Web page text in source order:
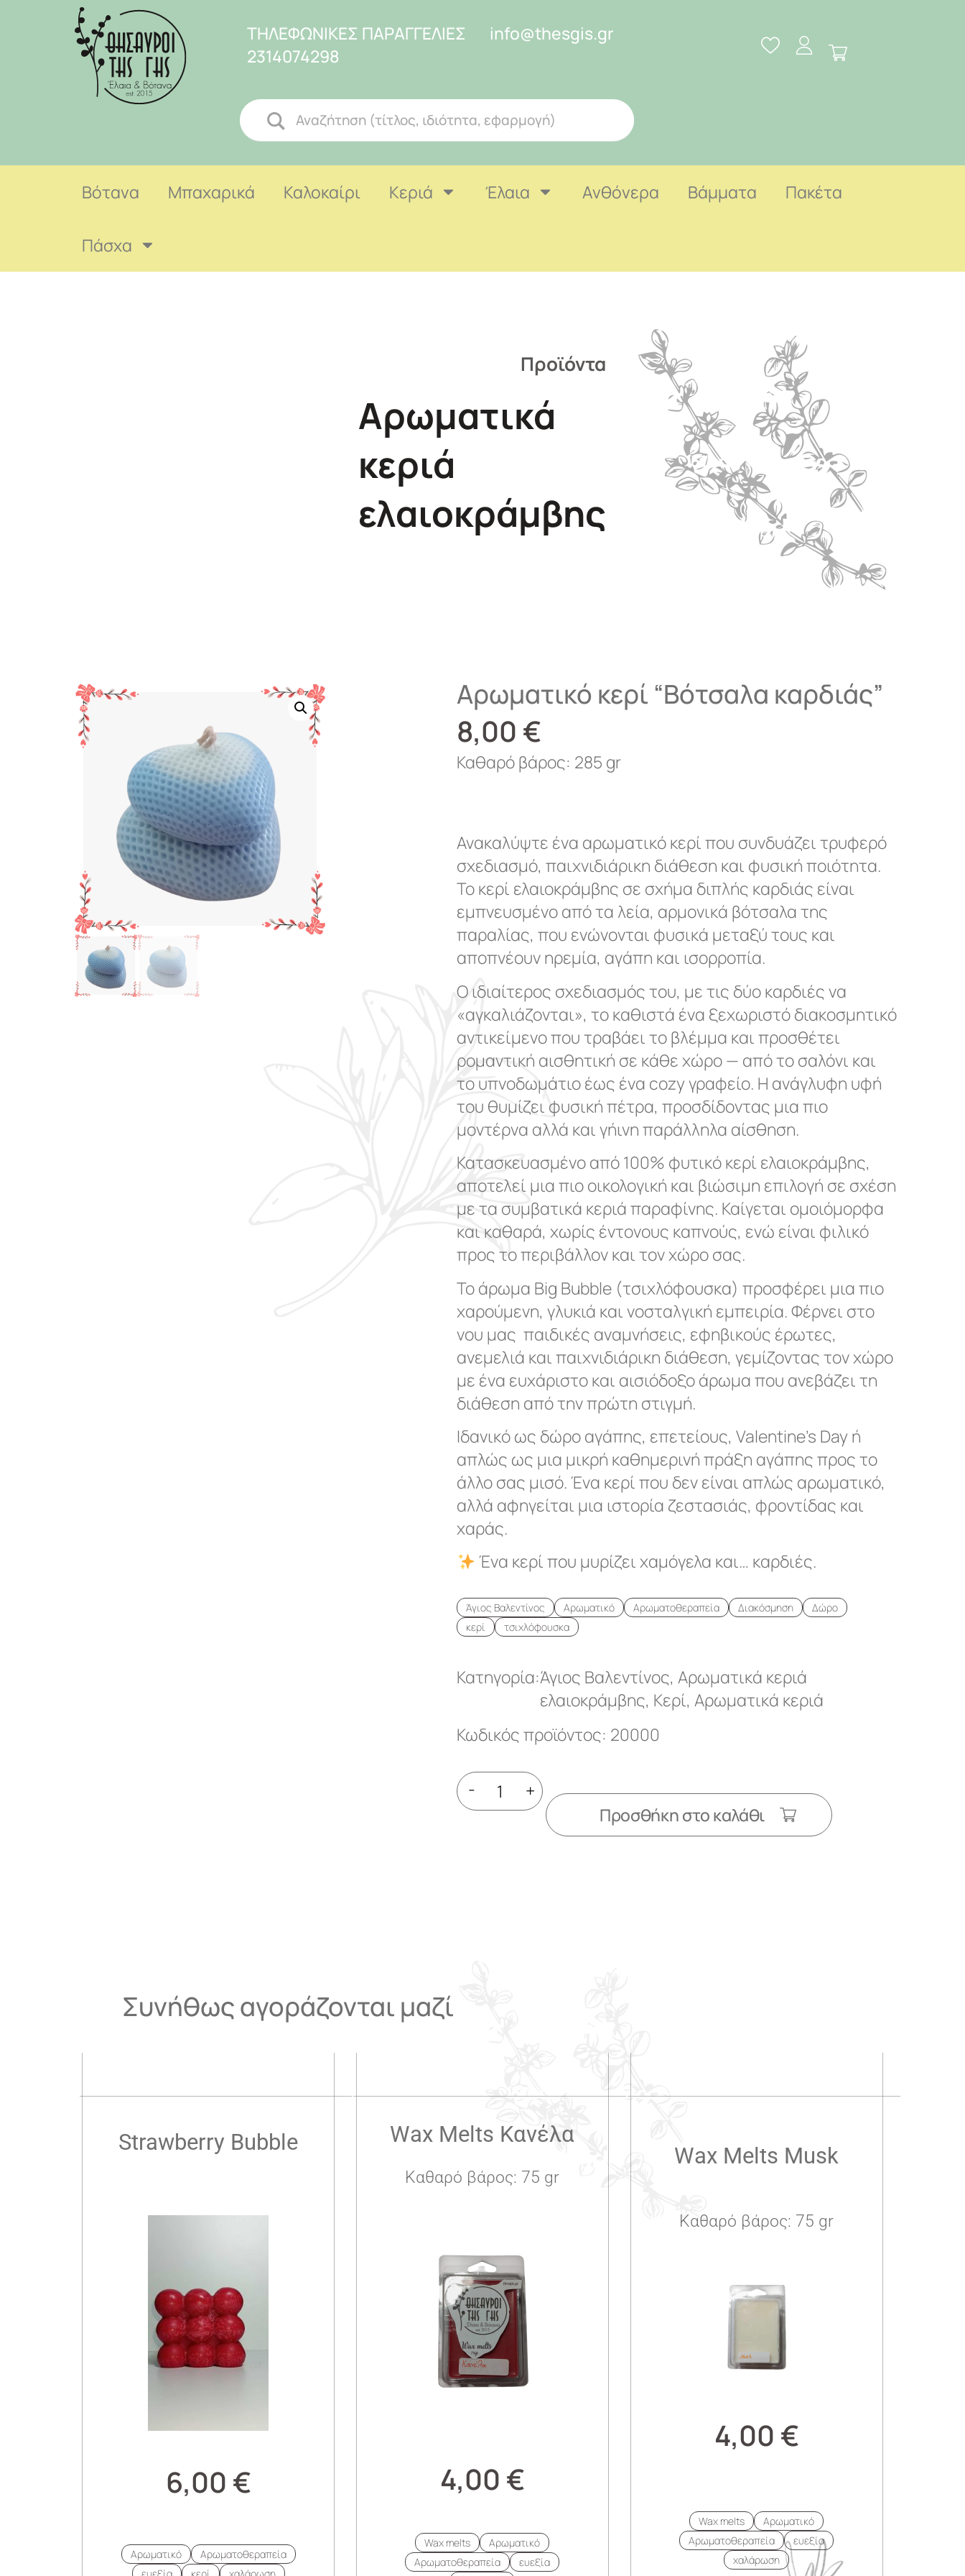
ΤΗΛΕΦΩΝΙΚΕΣ ΠΑΡΑΓΓΕΛΙΕΣ
2314074298
info@thesgis.gr
Βότανα Μπαχαρικά Καλοκαίρι Κεριά Έλαια Ανθόνερα Βάμματα Πακέτα
Πάσχα
Προϊόντα
Αρωματικά
κεριά
ελαιοκράμβης
Αρωματικό κερί “Βότσαλα καρδιάς”
8,00 €
Καθαρό βάρος: 285 gr
Ανακαλύψτε ένα αρωματικό κερί που συνδυάζει τρυφερό
σχεδιασμό, παιχνιδιάρικη διάθεση και φυσική ποιότητα.
Το κερί ελαιοκράμβης σε σχήμα διπλής καρδιάς είναι
εμπνευσμένο από τα λεία, αρμονικά βότσαλα της
παραλίας, που ενώνονται φυσικά μεταξύ τους και
αποπνέουν ηρεμία, αγάπη και ισορροπία.
Ο ιδιαίτερος σχεδιασμός του, με τις δύο καρδιές να
«αγκαλιάζονται», το καθιστά ένα ξεχωριστό διακοσμητικό
αντικείμενο που τραβάει το βλέμμα και προσθέτει
ρομαντική αισθητική σε κάθε χώρο — από το σαλόνι και
το υπνοδωμάτιο έως ένα cozy γραφείο. Η ανάγλυφη υφή
του θυμίζει φυσική πέτρα, προσδίδοντας μια πιο
μοντέρνα αλλά και γήινη παράλληλα αίσθηση.
Κατασκευασμένο από 100% φυτικό κερί ελαιοκράμβης,
αποτελεί μια πιο οικολογική και βιώσιμη επιλογή σε σχέση
με τα συμβατικά κεριά παραφίνης. Καίγεται ομοιόμορφα
και καθαρά, χωρίς έντονους καπνούς, ενώ είναι φιλικό
προς το περιβάλλον και τον χώρο σας.
Το άρωμα Big Bubble (τσιχλόφουσκα) προσφέρει μια πιο
χαρούμενη, γλυκιά και νοσταλγική εμπειρία. Φέρνει στο
νου μας παιδικές αναμνήσεις, εφηβικούς έρωτες,
ανεμελιά και παιχνιδιάρικη διάθεση, γεμίζοντας τον χώρο
με ένα ευχάριστο και αισιόδοξο άρωμα που ανεβάζει τη
διάθεση από την πρώτη στιγμή.
Ιδανικό ως δώρο αγάπης, επετείους, Valentine’s Day ή
απλώς ως μια μικρή καθημερινή πράξη αγάπης προς το
άλλο σας μισό. Ένα κερί που δεν είναι απλώς αρωματικό,
αλλά αφηγείται μια ιστορία ζεστασιάς, φροντίδας και
χαράς.
Ένα κερί που μυρίζει χαμόγελα και… καρδιές.
Άγιος Βαλεντίνος Αρωματικό Αρωματοθεραπεία Διακόσμηση
Δώρο
κερί
τσιχλόφουσκα
Κατηγορία:Άγιος Βαλεντίνος,Αρωματικά κεριά
ελαιοκράμβης, Κερί,Αρωματικά κεριά
Κωδικός προϊόντος: 20000
-
+
Προσθήκη στο καλάθι
Συνήθως αγοράζονται μαζί
Strawberry Bubble
6,00 €
Αρωματικό
Αρωματοθεραπεία
Wax Melts Κανέλα
Καθαρό βάρος: 75 gr
4,00 €
Wax melts
Αρωματικό
Αρωματοθεραπεία
ευεξία
Wax Melts Musk
Καθαρό βάρος: 75 gr
4,00 €
Wax melts
Αρωματικό
Αρωματοθεραπεία
ευεξία
χαλάρωση